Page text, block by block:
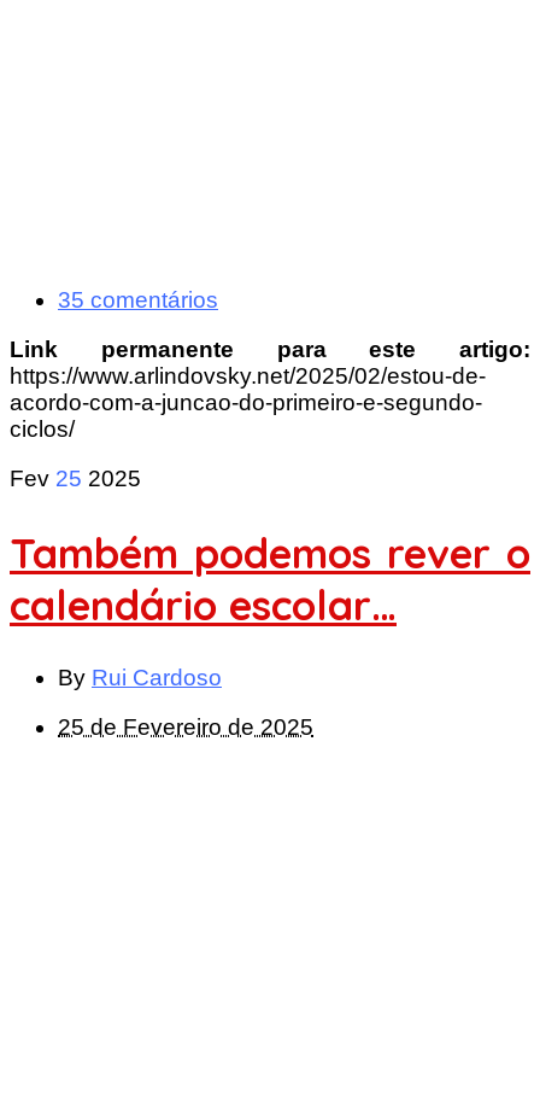
35 comentários
Link permanente para este artigo:
https://www.arlindovsky.net/2025/02/estou-de-
acordo-com-a-juncao-do-primeiro-e-segundo-
ciclos/
Fev 25 2025
Também podemos rever o
calendário escolar…
By Rui Cardoso
25 de Fevereiro de 2025